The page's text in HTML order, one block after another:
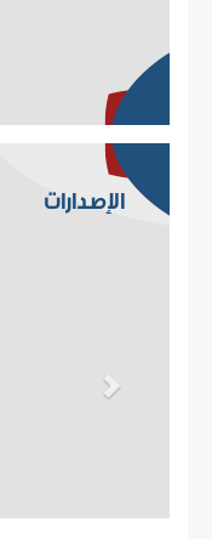
الإصدارات